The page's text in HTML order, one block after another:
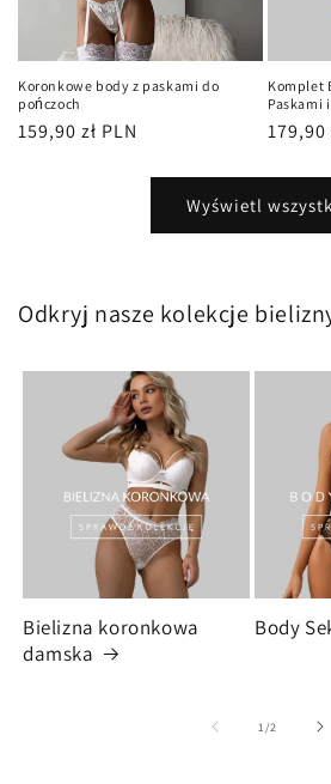
Koronkowe body z paskami do
pończoch
Cena
159,90 zł PLN
Komplet
Paskami
Cena
179,90
Wyświetl
Odkryj nasze kolekcje
Bielizna koronkowa
damska
Body
1 /z2